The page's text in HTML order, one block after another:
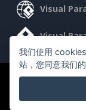
Visual
Visual
©2026 by Visual
我们使用
站，您同意我们